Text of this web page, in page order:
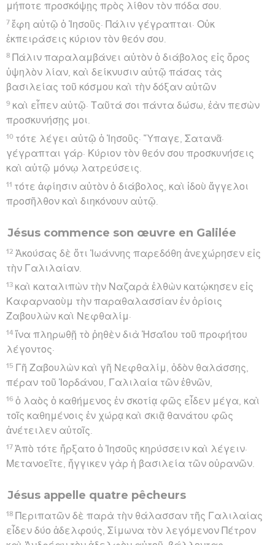
μήποτε προσκόψῃς πρὸς λίθον τὸν πόδα σου.
7 ἔφη αὐτῷ ὁ Ἰησοῦς· Πάλιν γέγραπται· Οὐκ
ἐκπειράσεις κύριον τὸν θεόν σου.
8 Πάλιν παραλαμβάνει αὐτὸν ὁ διάβολος εἰς ὄρος
ὑψηλὸν λίαν, καὶ δείκνυσιν αὐτῷ πάσας τὰς
βασιλείας τοῦ κόσμου καὶ τὴν δόξαν αὐτῶν
9 καὶ εἶπεν αὐτῷ· Ταῦτά σοι πάντα δώσω, ἐὰν πεσὼν
προσκυνήσῃς μοι.
10 τότε λέγει αὐτῷ ὁ Ἰησοῦς· Ὕπαγε, Σατανᾶ·
γέγραπται γάρ· Κύριον τὸν θεόν σου προσκυνήσεις
καὶ αὐτῷ μόνῳ λατρεύσεις.
11 τότε ἀφίησιν αὐτὸν ὁ διάβολος, καὶ ἰδοὺ ἄγγελοι
προσῆλθον καὶ διηκόνουν αὐτῷ.
Jésus commence son œuvre en Galilée
12 Ἀκούσας δὲ ὅτι Ἰωάννης παρεδόθη ἀνεχώρησεν εἰς
τὴν Γαλιλαίαν.
13 καὶ καταλιπὼν τὴν Ναζαρὰ ἐλθὼν κατῴκησεν εἰς
Καφαρναοὺμ τὴν παραθαλασσίαν ἐν ὁρίοις
Ζαβουλὼν καὶ Νεφθαλίμ·
14 ἵνα πληρωθῇ τὸ ῥηθὲν διὰ Ἠσαΐου τοῦ προφήτου
λέγοντος·
15 Γῆ Ζαβουλὼν καὶ γῆ Νεφθαλίμ, ὁδὸν θαλάσσης,
πέραν τοῦ Ἰορδάνου, Γαλιλαία τῶν ἐθνῶν,
16 ὁ λαὸς ὁ καθήμενος ἐν σκοτίᾳ φῶς εἶδεν μέγα, καὶ
τοῖς καθημένοις ἐν χώρᾳ καὶ σκιᾷ θανάτου φῶς
ἀνέτειλεν αὐτοῖς.
17 Ἀπὸ τότε ἤρξατο ὁ Ἰησοῦς κηρύσσειν καὶ λέγειν·
Μετανοεῖτε, ἤγγικεν γὰρ ἡ βασιλεία τῶν οὐρανῶν.
Jésus appelle quatre pêcheurs
18 Περιπατῶν δὲ παρὰ τὴν θάλασσαν τῆς Γαλιλαίας
εἶδεν δύο ἀδελφούς, Σίμωνα τὸν λεγόμενον Πέτρον